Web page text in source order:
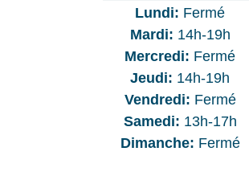
Lundi: Fermé
Mardi: 14h-19h
Mercredi: Fermé
Jeudi: 14h-19h
Vendredi: Fermé
Samedi: 13h-17h
Dimanche: Fermé